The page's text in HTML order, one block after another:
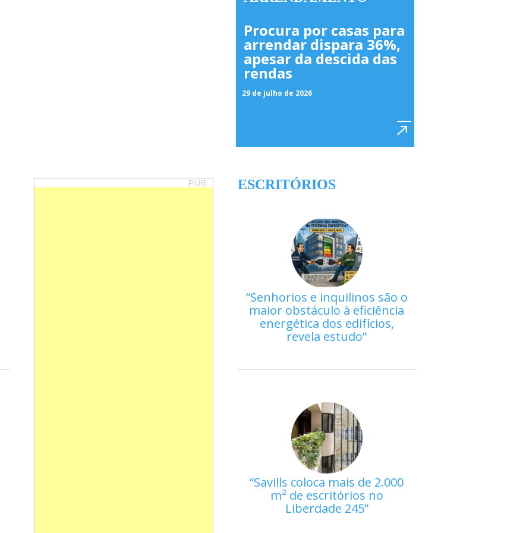
Procura por casas para
arrendar dispara 36%,
apesar da descida das
rendas
29 de julho de 2026
PUB ESCRITÓRIOS
Senhorios e inquilinos são o
maior obstáculo à eficiência
energética dos edifícios,
revela estudo
Savills coloca mais de 2.000
m² de escritórios no
Liberdade 245